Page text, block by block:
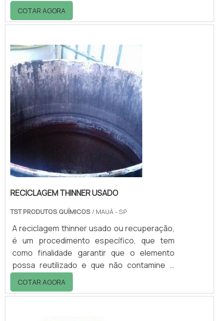
preservação do meio ambiente. O descarte
indevido das sobras desse material químico
como a contaminação do solo e lençóis
freáticos. Empresas especializadas neste
serviço Quando os resíduos são
dispensáveis em bueiros, pias e tanques ele
pod...
COTAR AGORA
RECICLAGEM THINNER USADO
TST PRODUTOS QUÍMICOS / MAUÁ - SP
A reciclagem thinner usado ou recuperação,
é um procedimento específico, que tem
como finalidade garantir que o elemento
possa reutilizado e que não contamine o
meio ambiente. É um procedimento que deve
ser realizado apenas por empresas
COTAR AGORA